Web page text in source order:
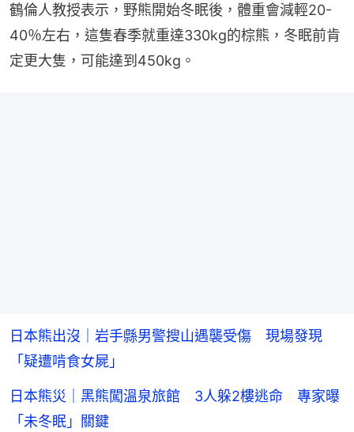
鶴倫人教授表示，野熊開始冬眠後，體重會減輕20-
40％左右，這隻春季就重達330kg的棕熊，冬眠前肯
定更大隻，可能達到450kg。
日本熊出沒｜岩手縣男警搜山遇襲受傷 現場發現
「疑遭啃食女屍」
日本熊災｜黑熊闖溫泉旅館 3人躲2樓逃命 專家曝
「未冬眠」關鍵